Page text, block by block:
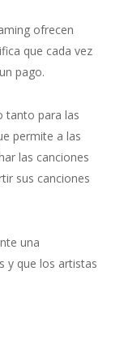
ofrecen
que cada vez
pago.
tanto para las
permite a las
las canciones
sus canciones
una
y que los artistas